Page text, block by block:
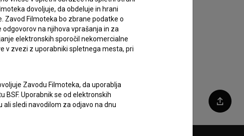
Deli
dovoljuje, da obdeluje in hrani
Zavod Filmoteka bo zbrane podatke o
na njihova vprašanja in za
elektronskih sporočil nekomercialne
v zvezi z uporabniki spletnega mesta, pri
Zavodu Filmoteka, da uporablja
Uporabnik se od elektronskih
ali sledi navodilom za odjavo na dnu